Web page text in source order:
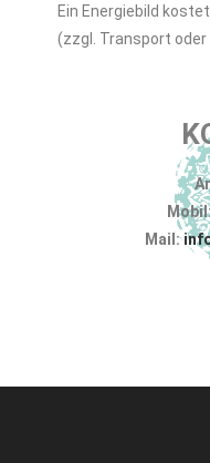
Ein Energiebild
(zzgl. Transport oder
Mail: